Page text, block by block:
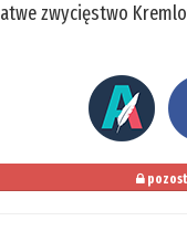
zwycięstwo